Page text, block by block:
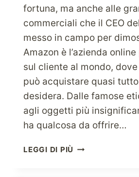
fortuna, ma anche alle
commerciali che il CEO
messo in campo per
Amazon è l’azienda
sul cliente al mondo,
può acquistare quasi
desidera. Dalle famose
agli oggetti più
ha qualcosa da offrire…
LEGGI DI PIÙ PROVA